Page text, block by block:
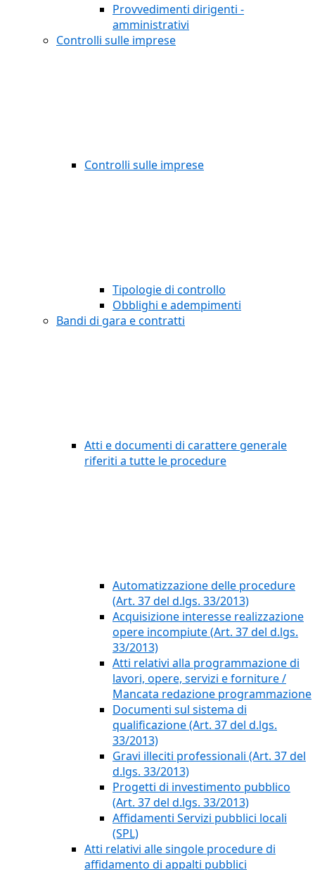
Provvedimenti dirigenti -
amministrativi
Controlli sulle imprese
Controlli sulle imprese
Tipologie di controllo
Obblighi e adempimenti
Bandi di gara e contratti
Atti e documenti di carattere generale
riferiti a tutte le procedure
Automatizzazione delle procedure
(Art. 37 del d.lgs. 33/2013)
Acquisizione interesse realizzazione
opere incompiute (Art. 37 del d.lgs.
33/2013)
Atti relativi alla programmazione di
lavori, opere, servizi e forniture /
Mancata redazione programmazione
Documenti sul sistema di
qualificazione (Art. 37 del d.lgs.
33/2013)
Gravi illeciti professionali (Art. 37 del
d.lgs. 33/2013)
Progetti di investimento pubblico
(Art. 37 del d.lgs. 33/2013)
Affidamenti Servizi pubblici locali
(SPL)
Atti relativi alle singole procedure di
affidamento di appalti pubblici